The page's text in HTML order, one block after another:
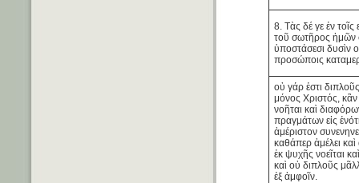
8. Τὰς δέ γε ἐν τοῖς
τοῦ σωτῆρος ἡμῶν
ὑποστάσεσι δυσὶν
προσώποις
οὐ γάρ ἐστι
μόνος Χριστός,
νοῆται καὶ
πραγμάτων εἰς
ἀμέριστον
καθάπερ ἀμέλει
ἐκ ψυχῆς νοεῖται
καὶ οὐ διπλοῦς
ἐξ ἀμφοῖν.